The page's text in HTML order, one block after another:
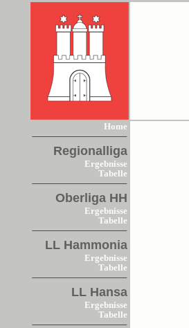
Home
Regionalliga
Ergebnisse
Tabelle
Oberliga HH
Ergebnisse
Tabelle
LL Hammonia
Ergebnisse
Tabelle
LL Hansa
Ergebnisse
Tabelle